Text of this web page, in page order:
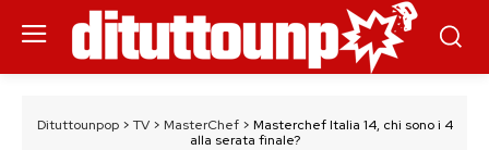
Dituttounpop> TV> MasterChef> Masterchef Italia 14, chi sono i 4
alla serata finale?